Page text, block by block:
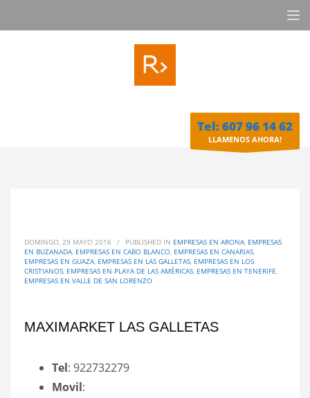
Tel: 607 96 14 62
LLAMENOS AHORA!
DOMINGO, 29 MAYO 2016 / PUBLISHED IN EMPRESAS EN ARONA, EMPRESAS
EN BUZANADA, EMPRESAS EN CABO BLANCO, EMPRESAS EN CANARIAS,
EMPRESAS EN GUAZA, EMPRESAS EN LAS GALLETAS, EMPRESAS EN LOS
CRISTIANOS, EMPRESAS EN PLAYA DE LAS AMÉRICAS, EMPRESAS EN TENERIFE,
EMPRESAS EN VALLE DE SAN LORENZO
MAXIMARKET LAS GALLETAS
Tel: 922732279
Movil: